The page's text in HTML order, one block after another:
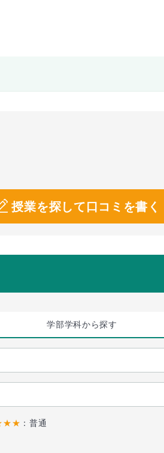
授業を探して口コミを書く
学部学科から探す
：普通